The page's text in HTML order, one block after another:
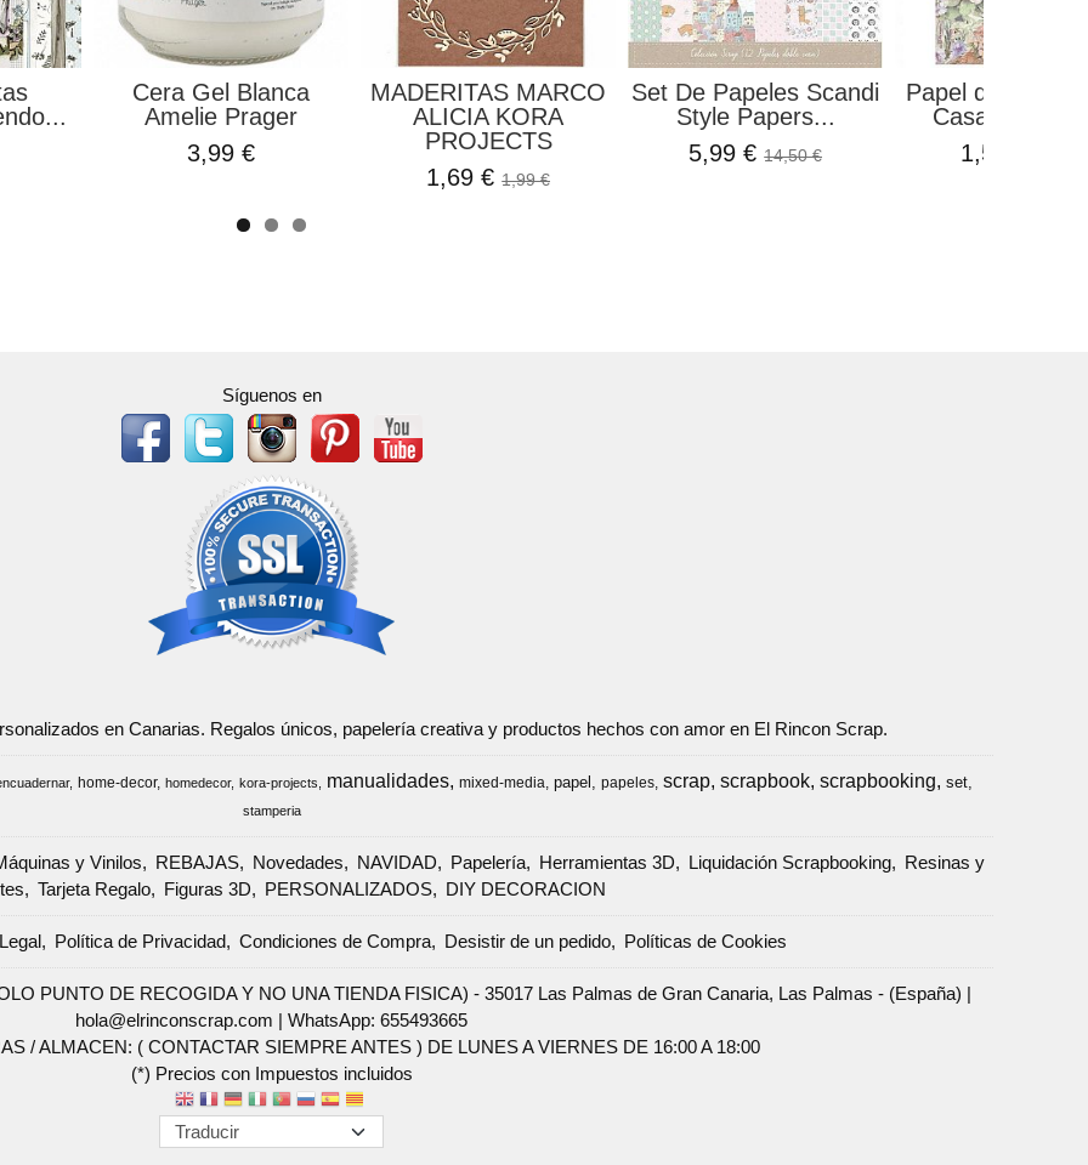
Cera Gel Blanca
Amelie Prager
3,99 €
MADERITAS MARCO
ALICIA KORA
PROJECTS
1,69 €1,99 €
Set De Papeles Scandi
Style Papers...
5,99 €14,50 €
Papel de Arroz
Casa
1,50 €
Síguenos en
en Canarias. Regalos únicos, papelería creativa y productos hechos con amor en El Rincon Scrap.
home-decor homedecor kora-projects manualidades mixed-media papel papeles scrap scrapbook scrapbooking set
stamperia
y Vinilos REBAJAS Novedades NAVIDAD Papelería Herramientas 3D Liquidación Scrapbooking
Resinas y
Tarjeta Regalo Figuras 3D PERSONALIZADOS DIY DECORACION
Política de Privacidad Condiciones de Compra Desistir de un pedido Políticas de Cookies
PUNTO DE RECOGIDA Y NO UNA TIENDA FISICA) - 35017 Las Palmas de Gran Canaria, Las Palmas - (España) |
hola@elrinconscrap.com |WhatsApp: 655493665
/ ALMACEN: ( CONTACTAR SIEMPRE ANTES ) DE LUNES A VIERNES DE 16:00 A 18:00
(*) Precios con Impuestos incluidos